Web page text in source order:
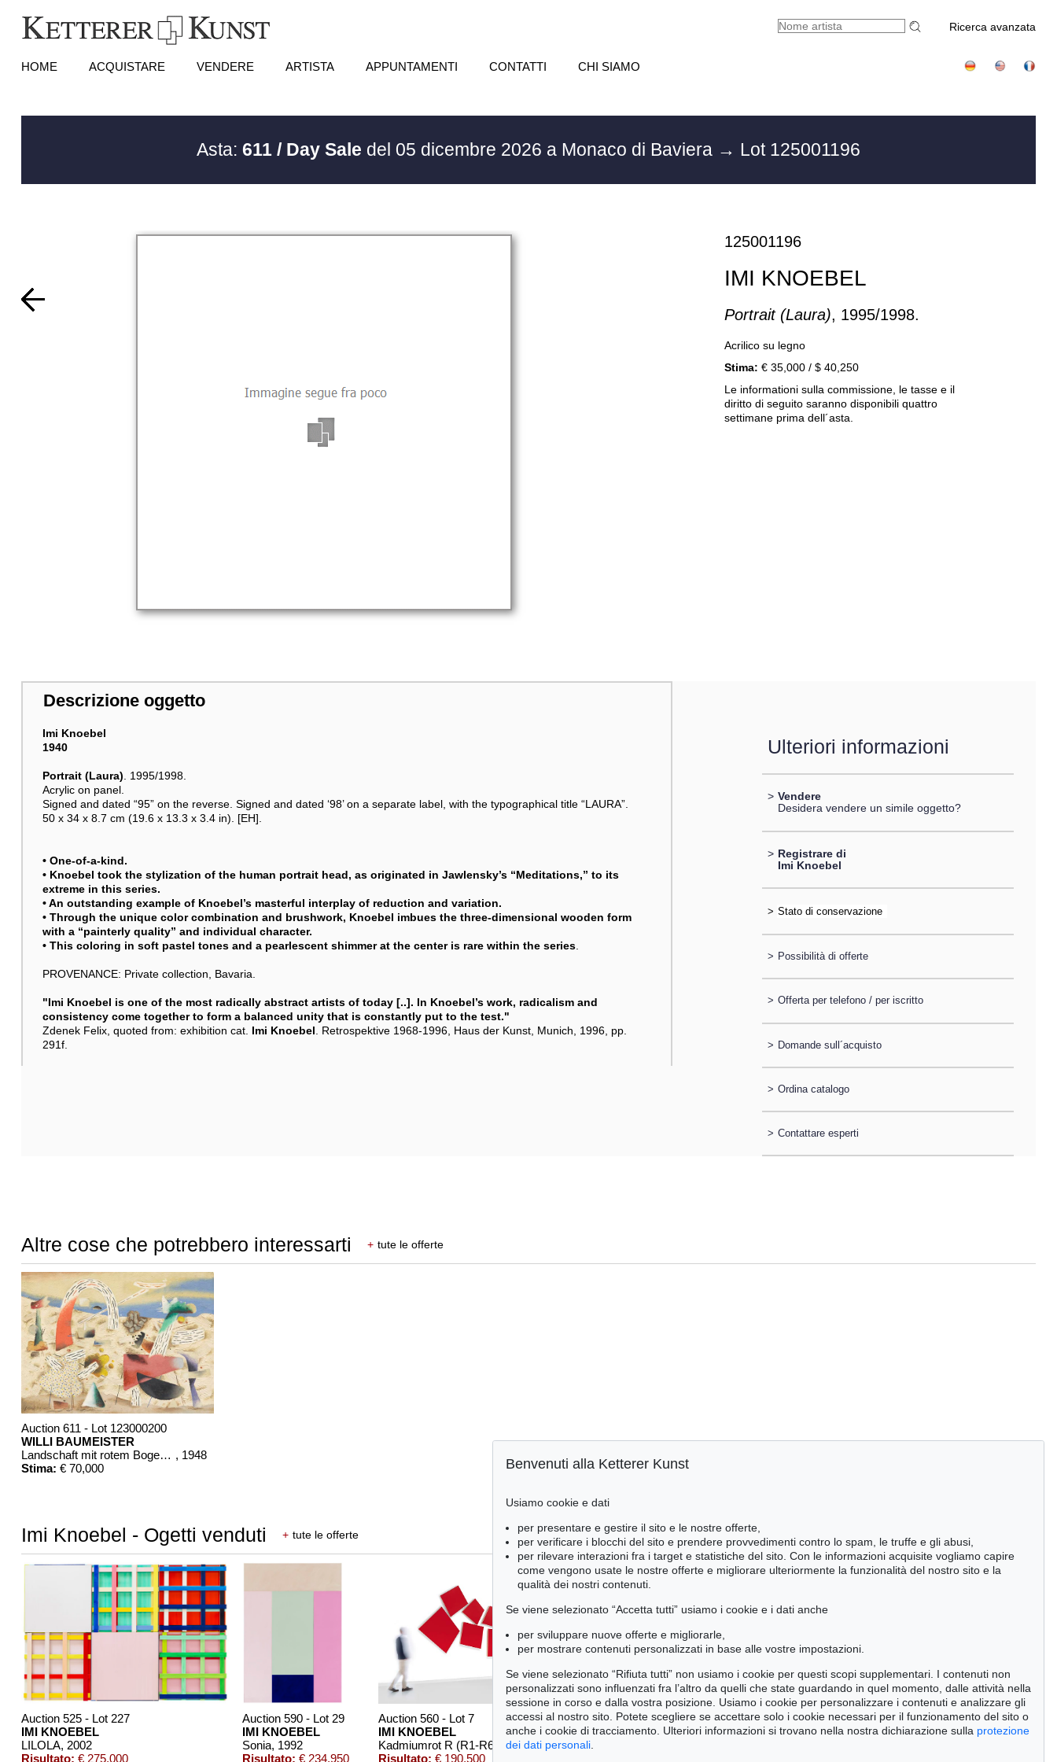
Ricerca avanzata
HOME ACQUISTARE VENDERE ARTISTA APPUNTAMENTI CONTATTI CHI SIAMO
Asta: 611 / Day Sale del 05 dicembre 2026 a Monaco di Baviera → Lot 125001196
125001196
IMI KNOEBEL
Portrait (Laura), 1995/1998.
Acrilico su legno
Stima: € 35,000 / $ 40,250
Le informationi sulla commissione, le tasse e il
diritto di seguito saranno disponibili quattro
settimane prima dell´asta.
Descrizione oggetto
Imi Knoebel
1940
Portrait (Laura). 1995/1998.
Acrylic on panel.
Signed and dated “95” on the reverse. Signed and dated ‘98’ on a separate label, with the typographical title “LAURA”.
50 x 34 x 8.7 cm (19.6 x 13.3 x 3.4 in). [EH].
• One-of-a-kind.
• Knoebel took the stylization of the human portrait head, as originated in Jawlensky’s “Meditations,” to its
extreme in this series.
• An outstanding example of Knoebel’s masterful interplay of reduction and variation.
• Through the unique color combination and brushwork, Knoebel imbues the three-dimensional wooden form
with a “painterly quality” and individual character.
• This coloring in soft pastel tones and a pearlescent shimmer at the center is rare within the series.
PROVENANCE: Private collection, Bavaria.
"Imi Knoebel is one of the most radically abstract artists of today [..]. In Knoebel’s work, radicalism and
consistency come together to form a balanced unity that is constantly put to the test."
Zdenek Felix, quoted from: exhibition cat. Imi Knoebel. Retrospektive 1968-1996, Haus der Kunst, Munich, 1996, pp.
291f.
Ulteriori informazioni
> Vendere
Desidera vendere un simile oggetto?
> Registrare di
Imi Knoebel
>
> Possibilità di offerte
> Offerta per telefono / per iscritto
> Domande sull´acquisto
> Ordina catalogo
> Contattare esperti
Altre cose che potrebbero interessarti + tute le offerte
Auction 611 - Lot 123000200
WILLI BAUMEISTER
Landschaft mit rotem Bogen (Sommerfest) , 1948
Stima: € 70,000
Imi Knoebel - Ogetti venduti + tute le offerte
Auction 525 - Lot 227
IMI KNOEBEL
LILOLA, 2002
Risultato: € 275,000
Auction 590 - Lot 29
IMI KNOEBEL
Sonia, 1992
Risultato: € 234,950
Auction 560 - Lot 7
IMI KNOEBEL
Kadmiumrot R (R1-R6)
, 1975
Risultato: € 190,500
Auction 545 - Lot 69
IMI KNOEBEL
Rot-Weiss
Auction 500 - Lot 284
IMI KNOEBEL
Auction 590 - Lot 24
IMI KNOEBEL
Benvenuti alla Ketterer Kunst
Usiamo cookie e dati
per presentare e gestire il sito e le nostre offerte,
per verificare i blocchi del sito e prendere provvedimenti contro lo spam, le truffe e gli abusi,
per rilevare interazioni fra i target e statistiche del sito. Con le informazioni acquisite vogliamo capire
come vengono usate le nostre offerte e migliorare ulteriormente la funzionalità del nostro sito e la
qualità dei nostri contenuti.
Se viene selezionato “Accetta tutti” usiamo i cookie e i dati anche
per sviluppare nuove offerte e migliorarle,
per mostrare contenuti personalizzati in base alle vostre impostazioni.
Se viene selezionato “Rifiuta tutti” non usiamo i cookie per questi scopi supplementari. I contenuti non
personalizzati sono influenzati fra l’altro da quelli che state guardando in quel momento, dalle attività nella
sessione in corso e dalla vostra posizione. Usiamo i cookie per personalizzare i contenuti e analizzare gli
accessi al nostro sito. Potete scegliere se accettare solo i cookie necessari per il funzionamento del sito o
anche i cookie di tracciamento. Ulteriori informazioni si trovano nella nostra dichiarazione sulla protezione
dei dati personali